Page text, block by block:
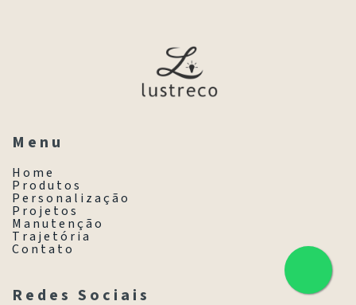
M e n u
H o m e
P r o d u t o s
P e r s o n a l i z a ç ã o
P r o j e t o s
M a n u t e n ç ã o
T r a j e t ó r i a
C o n t a t o
R e d e s S o c i a i s